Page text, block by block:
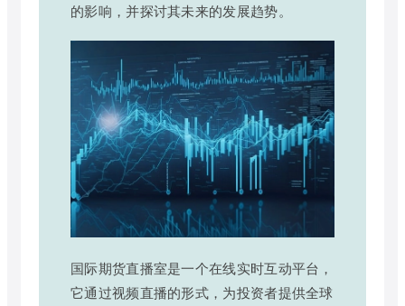
的影响，并探讨其未来的发展趋势。
国际期货直播室是一个在线实时互动平台，
它通过视频直播的形式，为投资者提供全球